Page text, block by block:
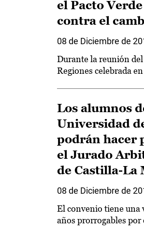
el Pacto
contra el
08 de Diciembre de
Durante la reunión
Regiones celebrada
Los alumnos
Universidad
podrán hacer
el Jurado
de Castilla-La
08 de Diciembre de
El convenio tiene una
años prorrogables por